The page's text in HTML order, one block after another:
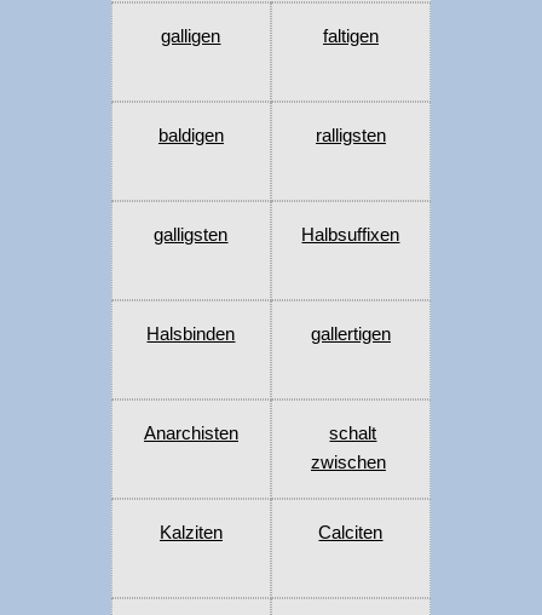
galligen faltigen
baldigen ralligsten
galligsten Halbsuffixen
Halsbinden gallertigen
Anarchisten
schalt
zwischen
Kalziten Calciten